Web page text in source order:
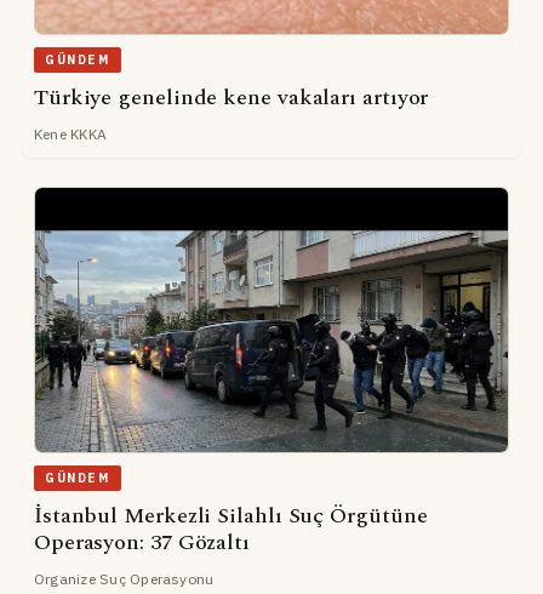
GÜNDEM
Türkiye genelinde kene vakaları artıyor
Kene KKKA
GÜNDEM
İstanbul Merkezli Silahlı Suç Örgütüne
Operasyon: 37 Gözaltı
Organize Suç Operasyonu